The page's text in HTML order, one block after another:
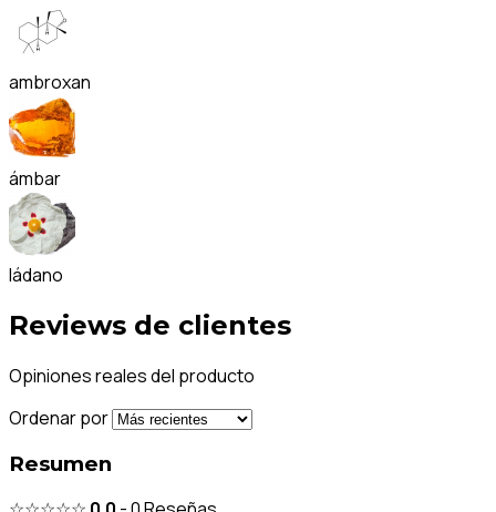
ambroxan
ámbar
ládano
Reviews de clientes
Opiniones reales del producto
Ordenar por
Resumen